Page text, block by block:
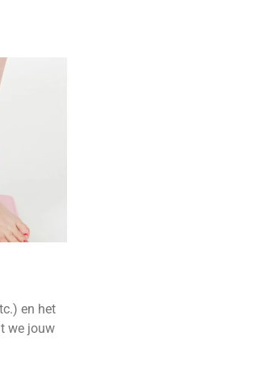
en het
we jouw